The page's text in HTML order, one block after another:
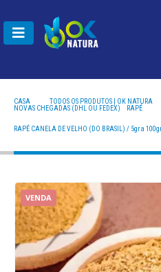
CASA
TODOS OS PRODUTOS | OK NATURA
NOVAS CHEGADAS (DHL OU FEDEX)
RAPÉ
RAPÉ CANELA DE VELHO (DO BRASIL) / 5gr a
VENDA